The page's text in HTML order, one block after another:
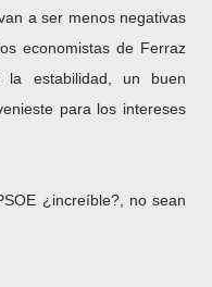
a ser menos negativas
economistas de Ferraz
estabilidad, un buen
para los intereses
¿increíble?, no sean